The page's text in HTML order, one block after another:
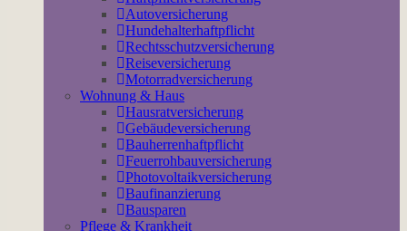
Autoversicherung
Hundehalterhaftpflicht
Rechtsschutzversicherung
Reiseversicherung
Motorradversicherung
Wohnung & Haus
Hausratversicherung
Gebäudeversicherung
Bauherrenhaftpflicht
Feuerrohbauversicherung
Photovoltaikversicherung
Baufinanzierung
Bausparen
Pflege & Krankheit